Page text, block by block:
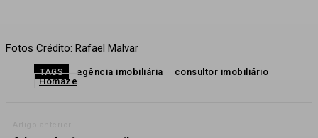
Fotos Crédito: Rafael Malvar
TAGS agência imobiliária
consultor imobiliário
Homaze